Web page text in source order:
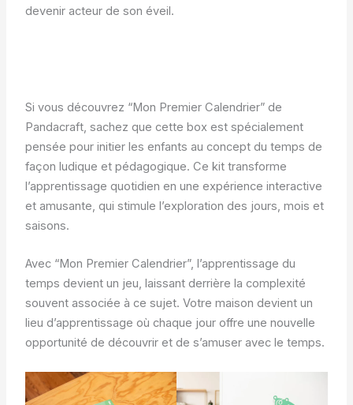
devenir acteur de son éveil.
Si vous découvrez “Mon Premier Calendrier” de
Pandacraft, sachez que cette box est spécialement
pensée pour initier les enfants au concept du temps de
façon ludique et pédagogique. Ce kit transforme
l’apprentissage quotidien en une expérience interactive
et amusante, qui stimule l’exploration des jours, mois et
saisons.
Avec “Mon Premier Calendrier”, l’apprentissage du
temps devient un jeu, laissant derrière la complexité
souvent associée à ce sujet. Votre maison devient un
lieu d’apprentissage où chaque jour offre une nouvelle
opportunité de découvrir et de s’amuser avec le temps.